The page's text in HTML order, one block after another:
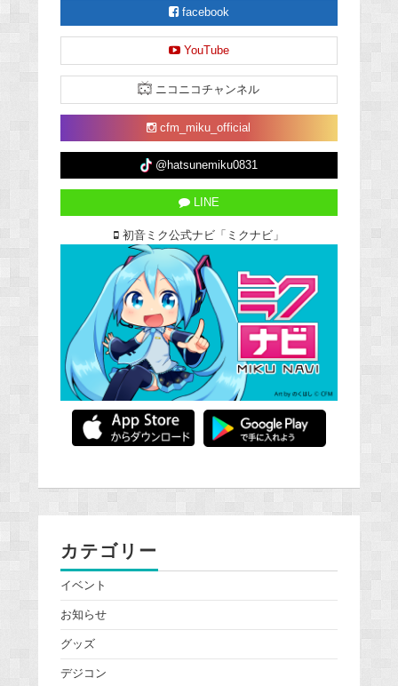
facebook
YouTube
ニコニコチャンネル
cfm_miku_official
@hatsunemiku0831
LINE
初音ミク公式ナビ「ミクナビ」
カテゴリー
イベント
お知らせ
グッズ
デジコン